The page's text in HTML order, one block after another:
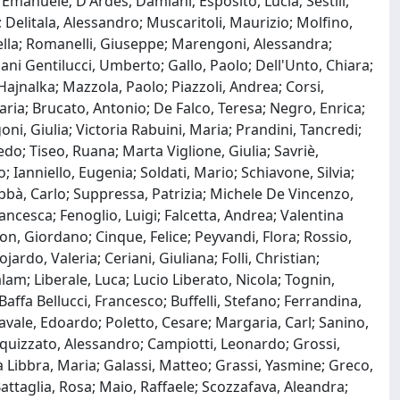
Alessandro; Muscaritoli, Maurizio; Molfino,
Romanelli, Giuseppe; Marengoni, Alessandra;
Gentilucci, Umberto; Gallo, Paolo; Dell'Unto, Chiara;
Mazzola, Paolo; Piazzoli, Andrea; Corsi,
Brucato, Antonio; De Falco, Teresa; Negro, Enrica;
Giulia; Victoria Rabuini, Maria; Prandini, Tancredi;
Tiseo, Ruana; Marta Viglione, Giulia; Savriè,
Ianniello, Eugenia; Soldati, Mario; Schiavone, Silvia;
Carlo; Suppressa, Patrizia; Michele De Vincenzo,
Fenoglio, Luigi; Falcetta, Andrea; Valentina
Giordano; Cinque, Felice; Peyvandi, Flora; Rossio,
Valeria; Ceriani, Giuliana; Folli, Christian;
Liberale, Luca; Lucio Liberato, Nicola; Tognin,
Bellucci, Francesco; Buffelli, Stefano; Ferrandina,
Edoardo; Poletto, Cesare; Margaria, Carl; Sanino,
Alessandro; Campiotti, Leonardo; Grossi,
Maria; Galassi, Matteo; Grassi, Yasmine; Greco,
Rosa; Maio, Raffaele; Scozzafava, Aleandra;